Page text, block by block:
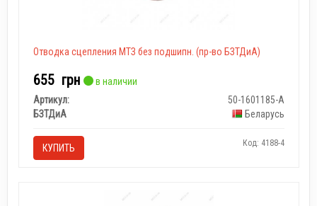
Отводка сцепления МТЗ без подшипн. (пр-во БЗТДиА)
655 грн
в наличии
Артикул:
50-1601185-А
БЗТДиА
Беларусь
КУПИТЬ Код: 4188-4